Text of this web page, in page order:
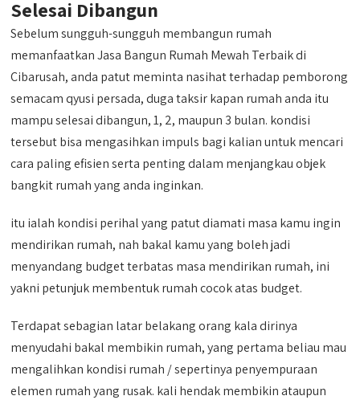
Selesai Dibangun
Sebelum sungguh-sungguh membangun rumah
memanfaatkan Jasa Bangun Rumah Mewah Terbaik di
Cibarusah, anda patut meminta nasihat terhadap pemborong
semacam qyusi persada, duga taksir kapan rumah anda itu
mampu selesai dibangun, 1, 2, maupun 3 bulan. kondisi
tersebut bisa mengasihkan impuls bagi kalian untuk mencari
cara paling efisien serta penting dalam menjangkau objek
bangkit rumah yang anda inginkan.
itu ialah kondisi perihal yang patut diamati masa kamu ingin
mendirikan rumah, nah bakal kamu yang boleh jadi
menyandang budget terbatas masa mendirikan rumah, ini
yakni petunjuk membentuk rumah cocok atas budget.
Terdapat sebagian latar belakang orang kala dirinya
menyudahi bakal membikin rumah, yang pertama beliau mau
mengalihkan kondisi rumah / sepertinya penyempuraan
elemen rumah yang rusak. kali hendak membikin ataupun